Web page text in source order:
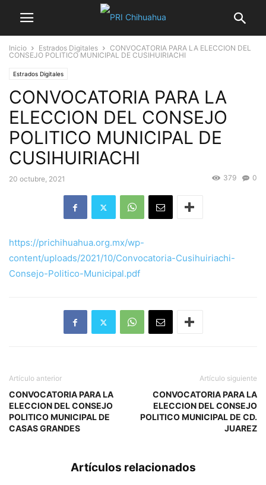
Inicio Estrados Digitales
CONVOCATORIA PARA LA ELECCION DEL
CONSEJO POLITICO MUNICIPAL DE CUSIHUIRIACHI
Estrados Digitales
CONVOCATORIA PARA LA
ELECCION DEL CONSEJO
POLITICO MUNICIPAL DE
CUSIHUIRIACHI
20 octubre, 2021 0
379
https://prichihuahua.org.mx/wp-
content/uploads/2021/10/Convocatoria-Cusihuiriachi-
Consejo-Politico-Municipal.pdf
Artículo anterior
CONVOCATORIA PARA LA
ELECCION DEL CONSEJO
POLITICO MUNICIPAL DE
CASAS GRANDES
Artículo siguiente
CONVOCATORIA PARA LA
ELECCION DEL CONSEJO
POLITICO MUNICIPAL DE CD.
JUAREZ
Artículos relacionados